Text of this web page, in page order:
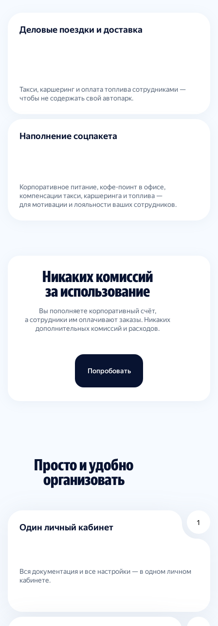
Деловые поездки и доставка
Такси, каршеринг и оплата топлива сотрудниками —
чтобы не содержать свой автопарк.
Наполнение соцпакета
Корпоративное питание, кофе-поинт в офисе,
компенсации такси, каршеринга и топлива —
для мотивации и лояльности ваших сотрудников.
Никаких комиссий
за использование
Вы пополняете корпоративный счёт,
а сотрудники им оплачивают заказы. Никаких
дополнительных комиссий и расходов.
Попробовать
Просто и удобно
организовать
1
Один личный кабинет
Вся документация и все настройки — в одном личном
кабинете.